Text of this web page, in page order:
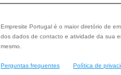
Empresite Portugal é o maior diretório de
dos dados de contacto e atividade da sua
mesmo.
Perguntas frequentes Política de